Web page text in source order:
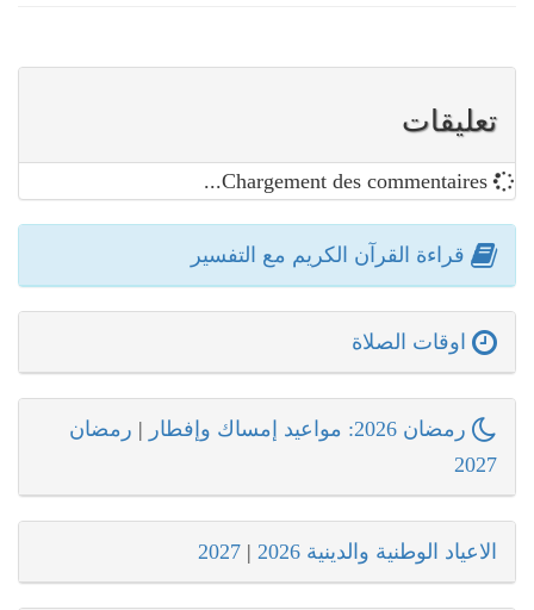
تعليقات
Chargement des commentaires...
قراءة القرآن الكريم مع التفسير
اوقات الصلاة
رمضان 2026: مواعيد إمساك وإفطار | رمضان
2027
الاعياد الوطنية والدينية 2026 |
2027